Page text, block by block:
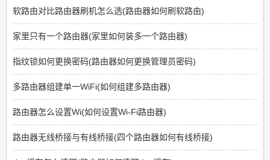
软路由对比路由器刷机怎么选(路由器如何刷软路由)
家里只有一个路由器(家里如何装多一个路由器)
指纹锁如何更换密码(路由器如何更换管理员密码)
多路由器组建单一WiFi(如何组建多路由器)
路由器怎么设置Wi(如何设置Wi-Fi路由器)
路由器无线桥接与有线桥接(四个路由器如何有线桥接)